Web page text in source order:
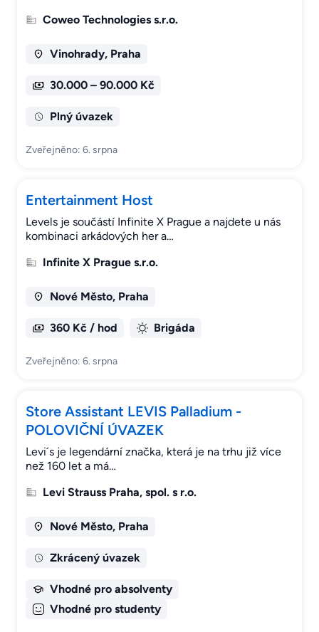
Coweo Technologies s.r.o.
Vinohrady, Praha
30.000 – 90.000 Kč
Plný úvazek
Zveřejněno: 6. srpna
Entertainment Host
Levels je součástí Infinite X Prague a najdete u nás
kombinaci arkádových her a…
Infinite X Prague s.r.o.
Nové Město, Praha
360 Kč / hod Brigáda
Zveřejněno: 6. srpna
Store Assistant LEVIS Palladium -
POLOVIČNÍ ÚVAZEK
Levi´s je legendární značka, která je na trhu již více
než 160 let a má…
Levi Strauss Praha, spol. s r.o.
Nové Město, Praha
Zkrácený úvazek
Vhodné pro absolventy
Vhodné pro studenty